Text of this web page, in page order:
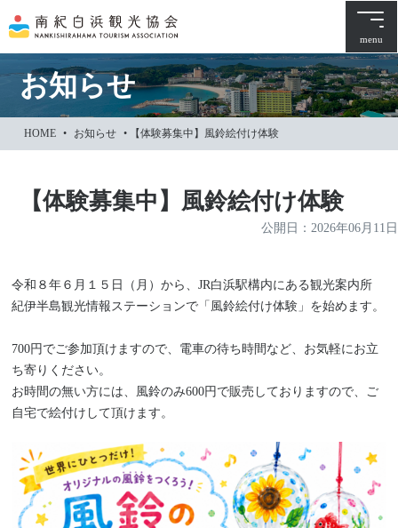
文
に
ス
ッ
menu
お知らせ
HOME • お知らせ • 【体験募集中】風鈴絵付け体験
【体験募集中】風鈴絵付け体験
公開日： 2026年06月11日
令和８年６月１５日（月）から、JR白浜駅構内にある観光案内所
紀伊半島観光情報ステーションで「風鈴絵付け体験」を始めます。
700円でご参加頂けますので、電車の待ち時間など、お気軽にお立
ち寄りください。
お時間の無い方には、風鈴のみ600円で販売しておりますので、ご
自宅で絵付けして頂けます。